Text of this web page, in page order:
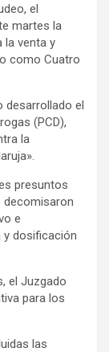
el
martes la
la venta y
como Cuatro
desarrollado el
(PCD),
la
presuntos
decomisaron
e
y dosificación
el Juzgado
para los
las